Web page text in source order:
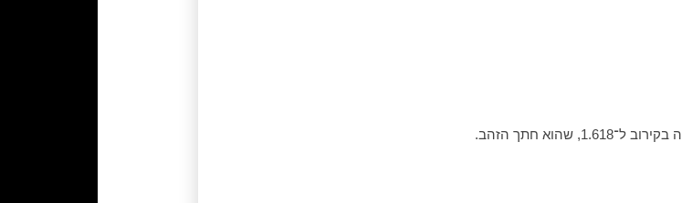
שהוא חתך הזהב.